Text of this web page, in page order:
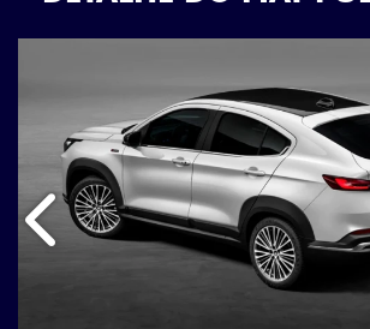
Anterior